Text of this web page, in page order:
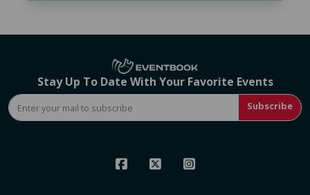
Stay Up To Date With Your Favorite Events
Subscribe